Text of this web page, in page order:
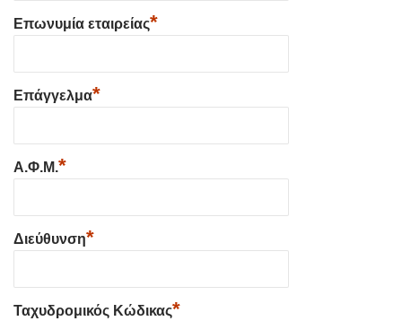
Επωνυμία εταιρείας*
Επάγγελμα*
Α.Φ.Μ.*
Διεύθυνση*
Ταχυδρομικός Κώδικας*